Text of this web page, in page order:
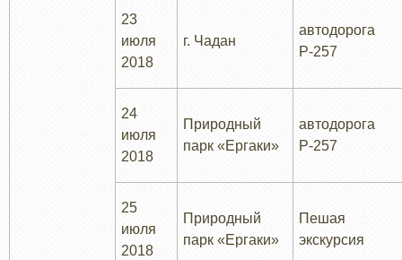
23
июля
2018
г. Чадан
автодорога
Р-257
24
июля
2018
Природный
парк «Ергаки»
автодорога
Р-257
25
июля
2018
Природный
парк «Ергаки»
Пешая
экскурсия